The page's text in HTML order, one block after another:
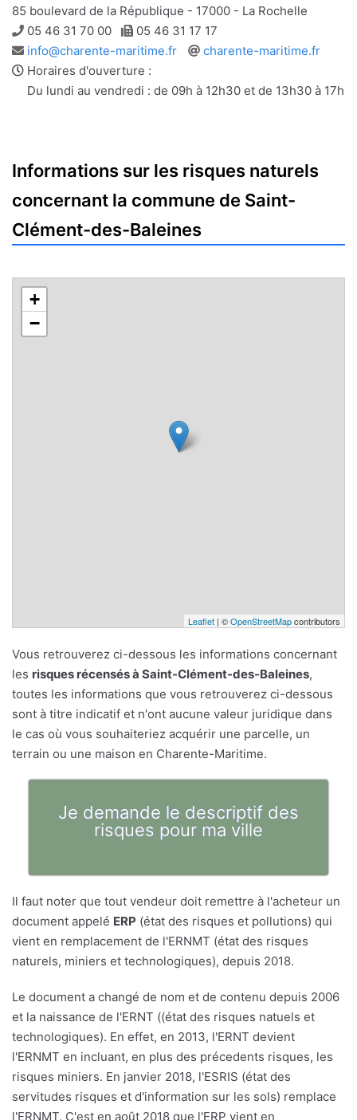
85 boulevard de la République - 17000 - La Rochelle
Téléphone
05 46 31 70 00 Télécopie
05 46 31 17 17
Adresse
e-
mail
info@charente-maritime.fr
Site
charente-maritime.fr
Horaires d'ouverture :
Du lundi au vendredi : de 09h à 12h30 et de 13h30 à 17h
Informations sur les risques naturels
concernant la commune de Saint-
Clément-des-Baleines
+
−
Leaflet | ©OpenStreetMapcontributors
Vous retrouverez ci-dessous les informations concernant
les risques récensés à Saint-Clément-des-Baleines,
toutes les informations que vous retrouverez ci-dessous
sont à titre indicatif et n'ont aucune valeur juridique dans
le cas où vous souhaiteriez acquérir une parcelle, un
terrain ou une maison en Charente-Maritime.
Je demande le descriptif des
risques pour ma ville
Il faut noter que tout vendeur doit remettre à l'acheteur un
document appelé ERP (état des risques et pollutions) qui
vient en remplacement de l'ERNMT (état des risques
naturels, miniers et technologiques), depuis 2018.
Le document a changé de nom et de contenu depuis 2006
et la naissance de l'ERNT ((état des risques natuels et
technologiques). En effet, en 2013, l'ERNT devient
l'ERNMT en incluant, en plus des précedents risques, les
risques miniers. En janvier 2018, l'ESRIS (état des
servitudes risques et d'information sur les sols) remplace
l'ERNMT. C'est en août 2018 que l'ERP vient en